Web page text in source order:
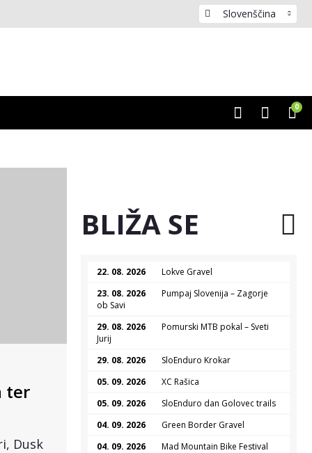
Slovenščina
0
ter
Dusk
BLIŽA SE
22. 08. 2026
Lokve Gravel
23. 08. 2026
Pumpaj Slovenija – Zagorje
ob Savi
29. 08. 2026
Pomurski MTB pokal – Sveti
Jurij
29. 08. 2026
SloEnduro Krokar
05. 09. 2026
XC Rašica
05. 09. 2026
SloEnduro dan Golovec trails
04. 09. 2026
Green Border Gravel
04. 09. 2026
Mad Mountain Bike Festival